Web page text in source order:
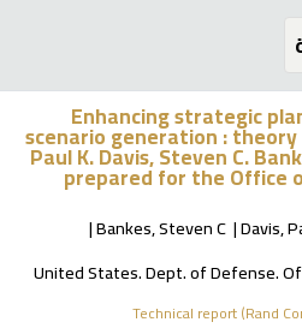
Enhancing strategic
scenario generation :
Paul K. Davis, Steven C.
prepared for the Office
Davis,
Bankes, Steven C
United States. Dept. of Defense.
Technical report (Rand